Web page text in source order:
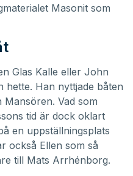
Masonit som
Glas Kalle eller John
hette. Han nyttjade båten
Mansören. Vad som
tid är dock oklart
en uppställningsplats
också Ellen som så
till Mats Arrhénborg.